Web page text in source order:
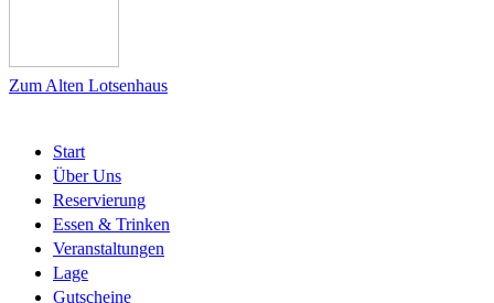
Zum Alten Lotsenhaus
Start
Über Uns
Reservierung
Essen & Trinken
Veranstaltungen
Lage
Gutscheine